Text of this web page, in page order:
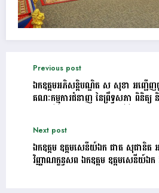
Previous post
ឯកឧត្តមអភិសន្តិបណ្ឌិត ស សុខា អញ្ជើញ
គណៈកម្មការជំនាញ នៃព្រឹទ្ធសភា ពិនិត្យ និ
Next post
ឯកឧត្តម ឧត្តមសេនីយ៍ឯក ផាត សុផានិត
វិញ្ញាណក្ខន្ធសព ឯកឧត្តម ឧត្តមសេនីយ៍ឯ